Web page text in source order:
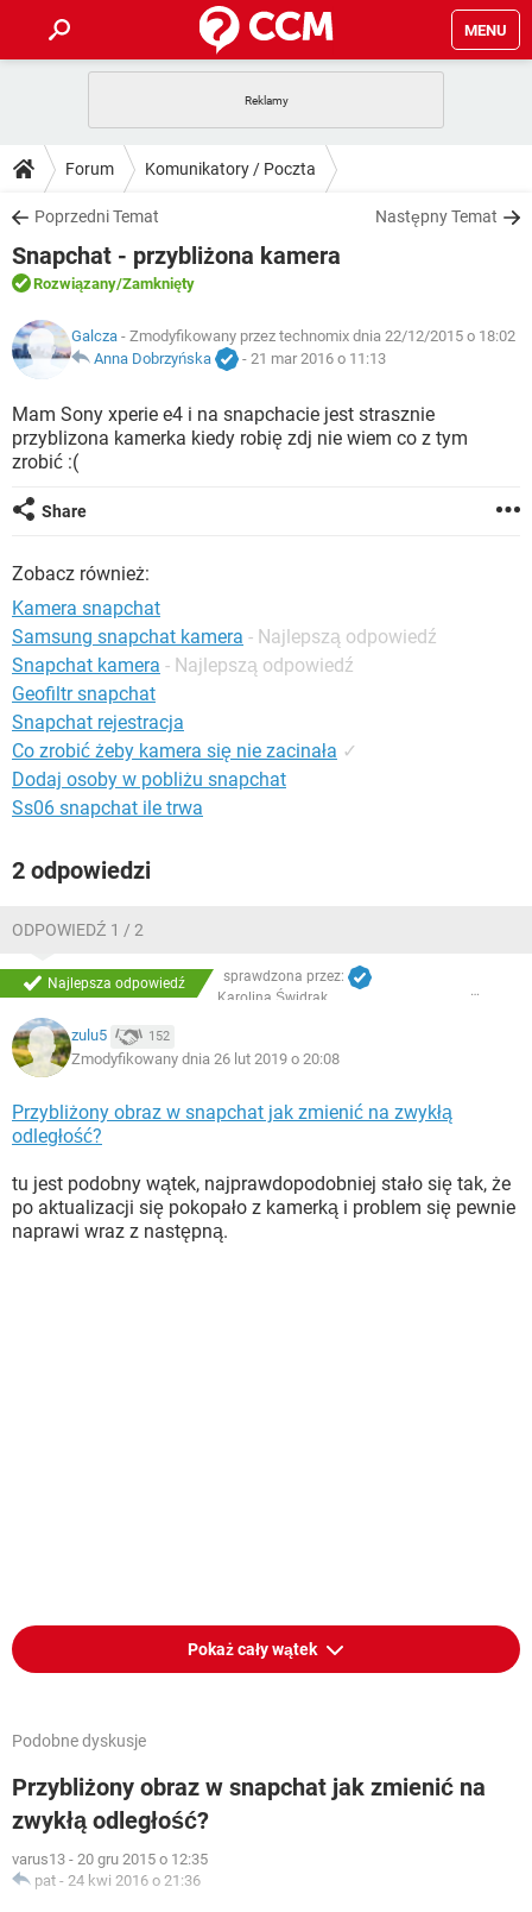
MENU
GRY WHATSAPP
SPOTIFY
INSTAGRAM FACEBOOK
WINDOWS 10
PORADY
PlayStation TIKTOK
SPOTIFY
INSTAGRAM
WINDOWS 10
DO POBRANIA
ANDROID TIKTOK
GRY
IOS NETFLIX
INSTAGRAM
WINDOWS 10
FORUM
COVID-19
GRY WHATSAPP
INSTAGRAM FACEBOOK
ARTYKUŁY
COVID-19
GRY WHATSAPP
SPOTIFY
INSTAGRAM
Forum Komunikatory / Poczta
Poprzedni Temat Następny Temat
Snapchat - przybliżona kamera
Rozwiązany/Zamknięty
Galcza - Zmodyfikowany przez technomix dnia 22/12/2015 o 18:02
Anna Dobrzyńska
- 21 mar 2016 o 11:13
Mam Sony xperie e4 i na snapchacie jest strasznie
przyblizona kamerka kiedy robię zdj nie wiem co z tym
zrobić :(
Share
Zobacz również:
Kamera snapchat
Samsung snapchat kamera - Najlepszą odpowiedź
Snapchat kamera - Najlepszą odpowiedź
Geofiltr snapchat
Snapchat rejestracja
Co zrobić żeby kamera się nie zacinała ✓
Dodaj osoby w pobliżu snapchat
Ss06 snapchat ile trwa
2 odpowiedzi
ODPOWIEDŹ 1 / 2
Najlepsza odpowiedź
sprawdzona przez:
Karolina Świdrak
zulu5 152
Zmodyfikowany dnia 26 lut 2019 o 20:08
Przybliżony obraz w snapchat jak zmienić na zwykłą
odległość?
tu jest podobny wątek, najprawdopodobniej stało się tak, że
po aktualizacji się pokopało z kamerką i problem się pewnie
naprawi wraz z następną.
Pokaż cały wątek
Podobne dyskusje
Przybliżony obraz w snapchat jak zmienić na
zwykłą odległość?
varus13 - 20 gru 2015 o 12:35
pat - 24 kwi 2016 o 21:36